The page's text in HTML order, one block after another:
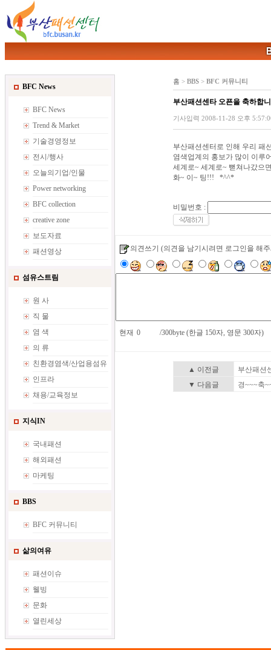
BFC News
BFC News
Trend & Market
기술경영정보
전시/행사
오늘의기업/인물
Power networking
BFC collection
creative zone
보도자료
패션영상
섬유스트림
원 사
직 물
염 색
의 류
친환경염색/산업용섬유
인프라
채용/교육정보
지식IN
국내패션
해외패션
마케팅
BBS
BFC 커뮤니티
삶의여유
패션이슈
웰빙
문화
열린세상
홈 > BBS > BFC 커뮤니티
부산패션센타 오픈을 축하합
기사입력 2008-11-28 오후
부산패션센터로 인해 우리 패
염색업계의 홍보가 많이 이루
세계로~ 세계로~ 뻗쳐나갔으
화~ 이~ 팅!!! *^^*
비밀번호 :
의견쓰기 (의견을 남기시려면 로그인을 해
현재 /300byte (한글 150자, 영문 300자)
▲ 이전글
부산패션
▼ 다음글
경~~~축